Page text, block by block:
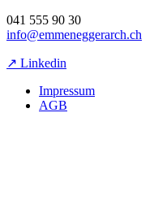
041 555 90 30
info@emmeneggerarch.ch
↗ Linkedin
Impressum
AGB